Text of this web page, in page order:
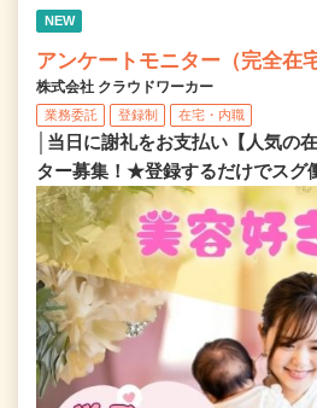
NEW
アンケートモニター（完全在宅
株式会社 クラウドワーカー
業務委託 登録制 在宅・内職
│当日に謝礼をお支払い【人気の
ター募集！★登録するだけでスグ